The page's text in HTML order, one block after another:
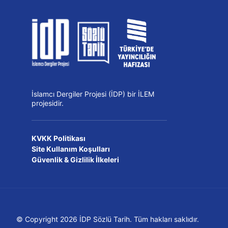
İslamcı Dergiler Projesi (İDP) bir İLEM
projesidir.
KVKK Politikası
Site Kullanım Koşulları
Güvenlik & Gizlilik İlkeleri
© Copyright 2026 İDP Sözlü Tarih. Tüm hakları saklıdır.